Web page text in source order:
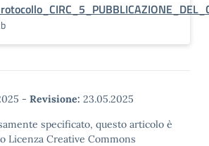
- Revisione: 23.05.2025
specificato, questo articolo è
Licenza Creative Commons